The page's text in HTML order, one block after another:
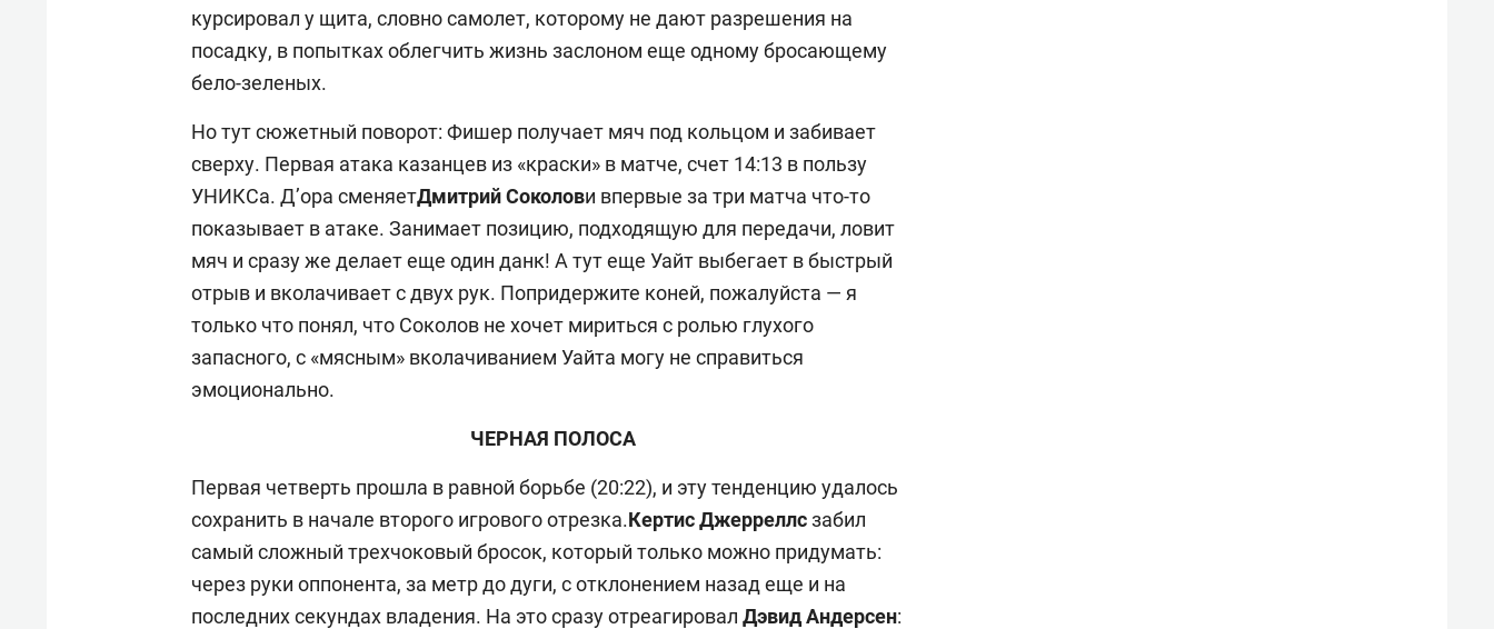
курсировал у щита, словно самолет, которому не дают разрешения на
посадку, в попытках облегчить жизнь заслоном еще одному бросающему
бело-зеленых.
Но тут сюжетный поворот: Фишер получает мяч под кольцом и забивает
сверху. Первая атака казанцев из «краски» в матче, счет 14:13 в пользу
УНИКСа. Д’ора сменяетДмитрий Соколови впервые за три матча что-то
показывает в атаке. Занимает позицию, подходящую для передачи, ловит
мяч и сразу же делает еще один данк! А тут еще Уайт выбегает в быстрый
отрыв и вколачивает с двух рук. Попридержите коней, пожалуйста — я
только что понял, что Соколов не хочет мириться с ролью глухого
запасного, с «мясным» вколачиванием Уайта могу не справиться
эмоционально.
ЧЕРНАЯ ПОЛОСА
Первая четверть прошла в равной борьбе (20:22), и эту тенденцию удалось
сохранить в начале второго игрового отрезка.Кертис Джерреллсзабил
самый сложный трехчоковый бросок, который только можно придумать:
через руки оппонента, за метр до дуги, с отклонением назад еще и на
последних секундах владения. На это сразу отреагировал Дэвид Андерсен: